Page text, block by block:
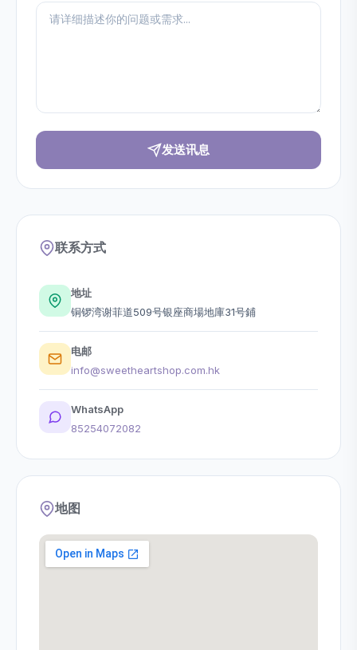
发送讯息
联系方式
地址
铜锣湾谢菲道509号银座商場地庫31号鋪
电邮
info@sweetheartshop.com.hk
WhatsApp
85254072082
地图